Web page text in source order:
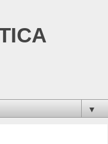
▼